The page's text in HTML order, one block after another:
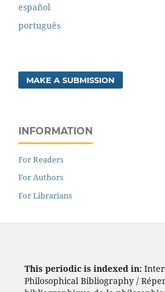
español
português
MAKE A SUBMISSION
INFORMATION
For Readers
For Authors
For Librarians
This periodic is indexed in:
Philosophical Bibliography /